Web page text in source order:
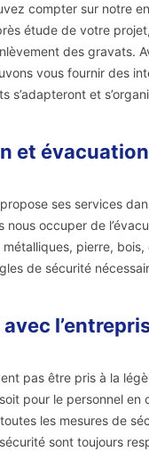
compter sur notre
étude de votre
des gravats.
vous fournir des
et
et
ses services
occuper de
pierre, bois,
de sécurité
pas être pris à la
pour le personnel en
les mesures de
sont toujours